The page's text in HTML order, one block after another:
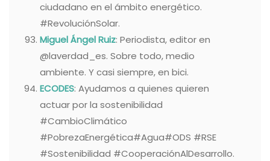
ciudadano en el ámbito energético.
#RevoluciónSolar.
Miguel Ángel Ruiz: Periodista, editor en
@laverdad_es. Sobre todo, medio
ambiente. Y casi siempre, en bici.
ECODES: Ayudamos a quienes quieren
actuar por la sostenibilidad
#CambioClimático
#PobrezaEnergética#Agua#ODS #RSE
#Sostenibilidad #CooperaciónAlDesarrollo.